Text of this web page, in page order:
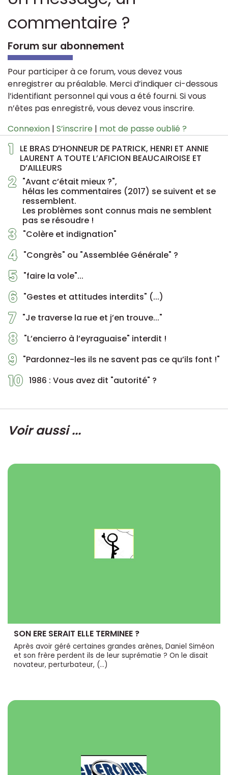
1
LE BRAS D’HONNEUR DE PATRICK, HENRI ET ANNIE
LAURENT A TOUTE L’AFICION BEAUCAIROISE ET
D’AILLEURS
2 "Avant c’était mieux ?",
hélas les commentaires (2017) se suivent et se
ressemblent.
Les problèmes sont connus mais ne semblent
pas se résoudre !
3 "Colère et indignation"
4 "Congrès" ou "Assemblée Générale" ?
5 "faire la vole"...
6 "Gestes et attitudes interdits" (...)
7 "Je traverse la rue et j’en trouve..."
8 "L’encierro à l’eyraguaise" interdit !
9 "Pardonnez-les ils ne savent pas ce qu’ils font !"
10 1986 : Vous avez dit "autorité" ?
commentaire ?
Forum sur abonnement
Pour participer à ce forum, vous devez vous
enregistrer au préalable. Merci d’indiquer ci-dessous
l’identifiant personnel qui vous a été fourni. Si vous
n’êtes pas enregistré, vous devez vous inscrire.
Connexion | S’inscrire | mot de passe oublié ?
Voir aussi ...
SON ERE SERAIT ELLE TERMINEE ?
Après avoir géré certaines grandes arènes, Daniel Siméon
et son frère perdent ils de leur suprématie ? On le disait
novateur, perturbateur, (…)